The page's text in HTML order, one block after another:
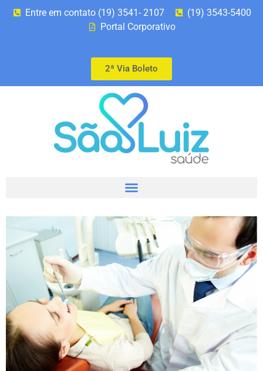
Entre em contato (19) 3541- 2107
(19) 3543-5400
Portal Corporativo
2ª Via Boleto